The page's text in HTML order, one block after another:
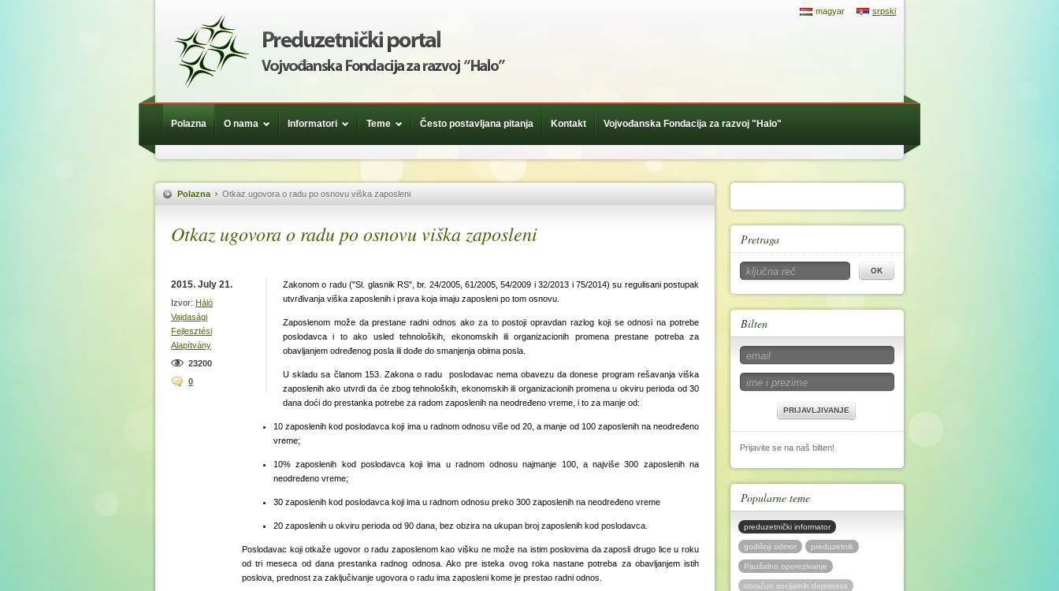
srpski
magyar
Polazna O nama Informatori Teme Često postavljana pitanja Kontakt Vojvođanska Fondacija za razvoj "Halo"
Polazna Otkaz ugovora o radu po osnovu viška zaposleni
Otkaz ugovora o radu po osnovu viška zaposleni
2015. July 21.
Izvor: Háló
Vajdasági
Fejlesztési
Alapítvány
23200
0
Zakonom o radu ("Sl. glasnik RS", br. 24/2005, 61/2005, 54/2009 i 32/2013 i 75/2014) su regulisani postupak
utvrđivanja viška zaposlenih i prava koja imaju zaposleni po tom osnovu.
Zaposlenom može da prestane radni odnos ako za to postoji opravdan razlog koji se odnosi na potrebe
poslodavca i to ako usled tehnoloških, ekonomskih ili organizacionih promena prestane potreba za
obavljanjem određenog posla ili dođe do smanjenja obima posla.
U skladu sa članom 153. Zakona o radu poslodavac nema obavezu da donese program rešavanja viška
zaposlenih ako utvrdi da će zbog tehnoloških, ekonomskih ili organizacionih promena u okviru perioda od 30
dana doći do prestanka potrebe za radom zaposlenih na neodređeno vreme, i to za manje od:
10 zaposlenih kod poslodavca koji ima u radnom odnosu više od 20, a manje od 100 zaposlenih na neodređeno
vreme;
10% zaposlenih kod poslodavca koji ima u radnom odnosu najmanje 100, a najviše 300 zaposlenih na
neodređeno vreme;
30 zaposlenih kod poslodavca koji ima u radnom odnosu preko 300 zaposlenih na neodređeno vreme
20 zaposlenih u okviru perioda od 90 dana, bez obzira na ukupan broj zaposlenih kod poslodavca.
Poslodavac koji otkaže ugovor o radu zaposlenom kao višku ne može na istim poslovima da zaposli drugo lice u roku
od tri meseca od dana prestanka radnog odnosa. Ako pre isteka ovog roka nastane potreba za obavljanjem istih
poslova, prednost za zaključivanje ugovora o radu ima zaposleni kome je prestao radni odnos.
Pretraga
Bilten
PRIJAVLJIVANJE
Prijavite se na naš bilten!
Popularne teme
preduzetnički informator
godišnji odmor preduzetnik
Paušalno oporezivanje
obračun socijalnih doprinosa